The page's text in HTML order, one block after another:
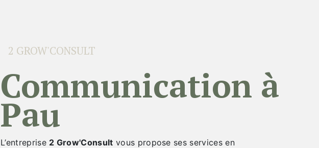
2 GROW'CONSULT
communication à
Pau
L’entreprise 2 Grow'Consult vous propose ses services en